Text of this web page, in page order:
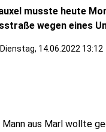
musste heute
wegen eines
Dienstag, 14.06.2022 13:12
Mann aus Marl wollte